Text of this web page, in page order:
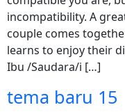
incompatibility. A
couple comes
learns to enjoy their
Ibu /Saudara/i […]
tema baru 15